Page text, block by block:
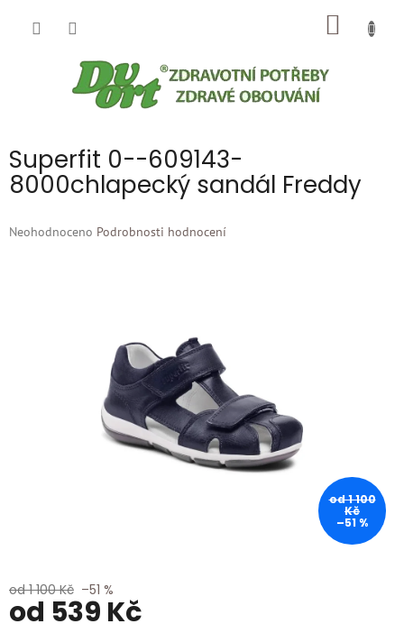
Superfit 0--609143-
8000chlapecký sandál Freddy
Průměrné
Neohodnoceno Podrobnosti hodnocení
od 1 100
Kč
–51 %
od 1 100 Kč –51 %
od 539 Kč